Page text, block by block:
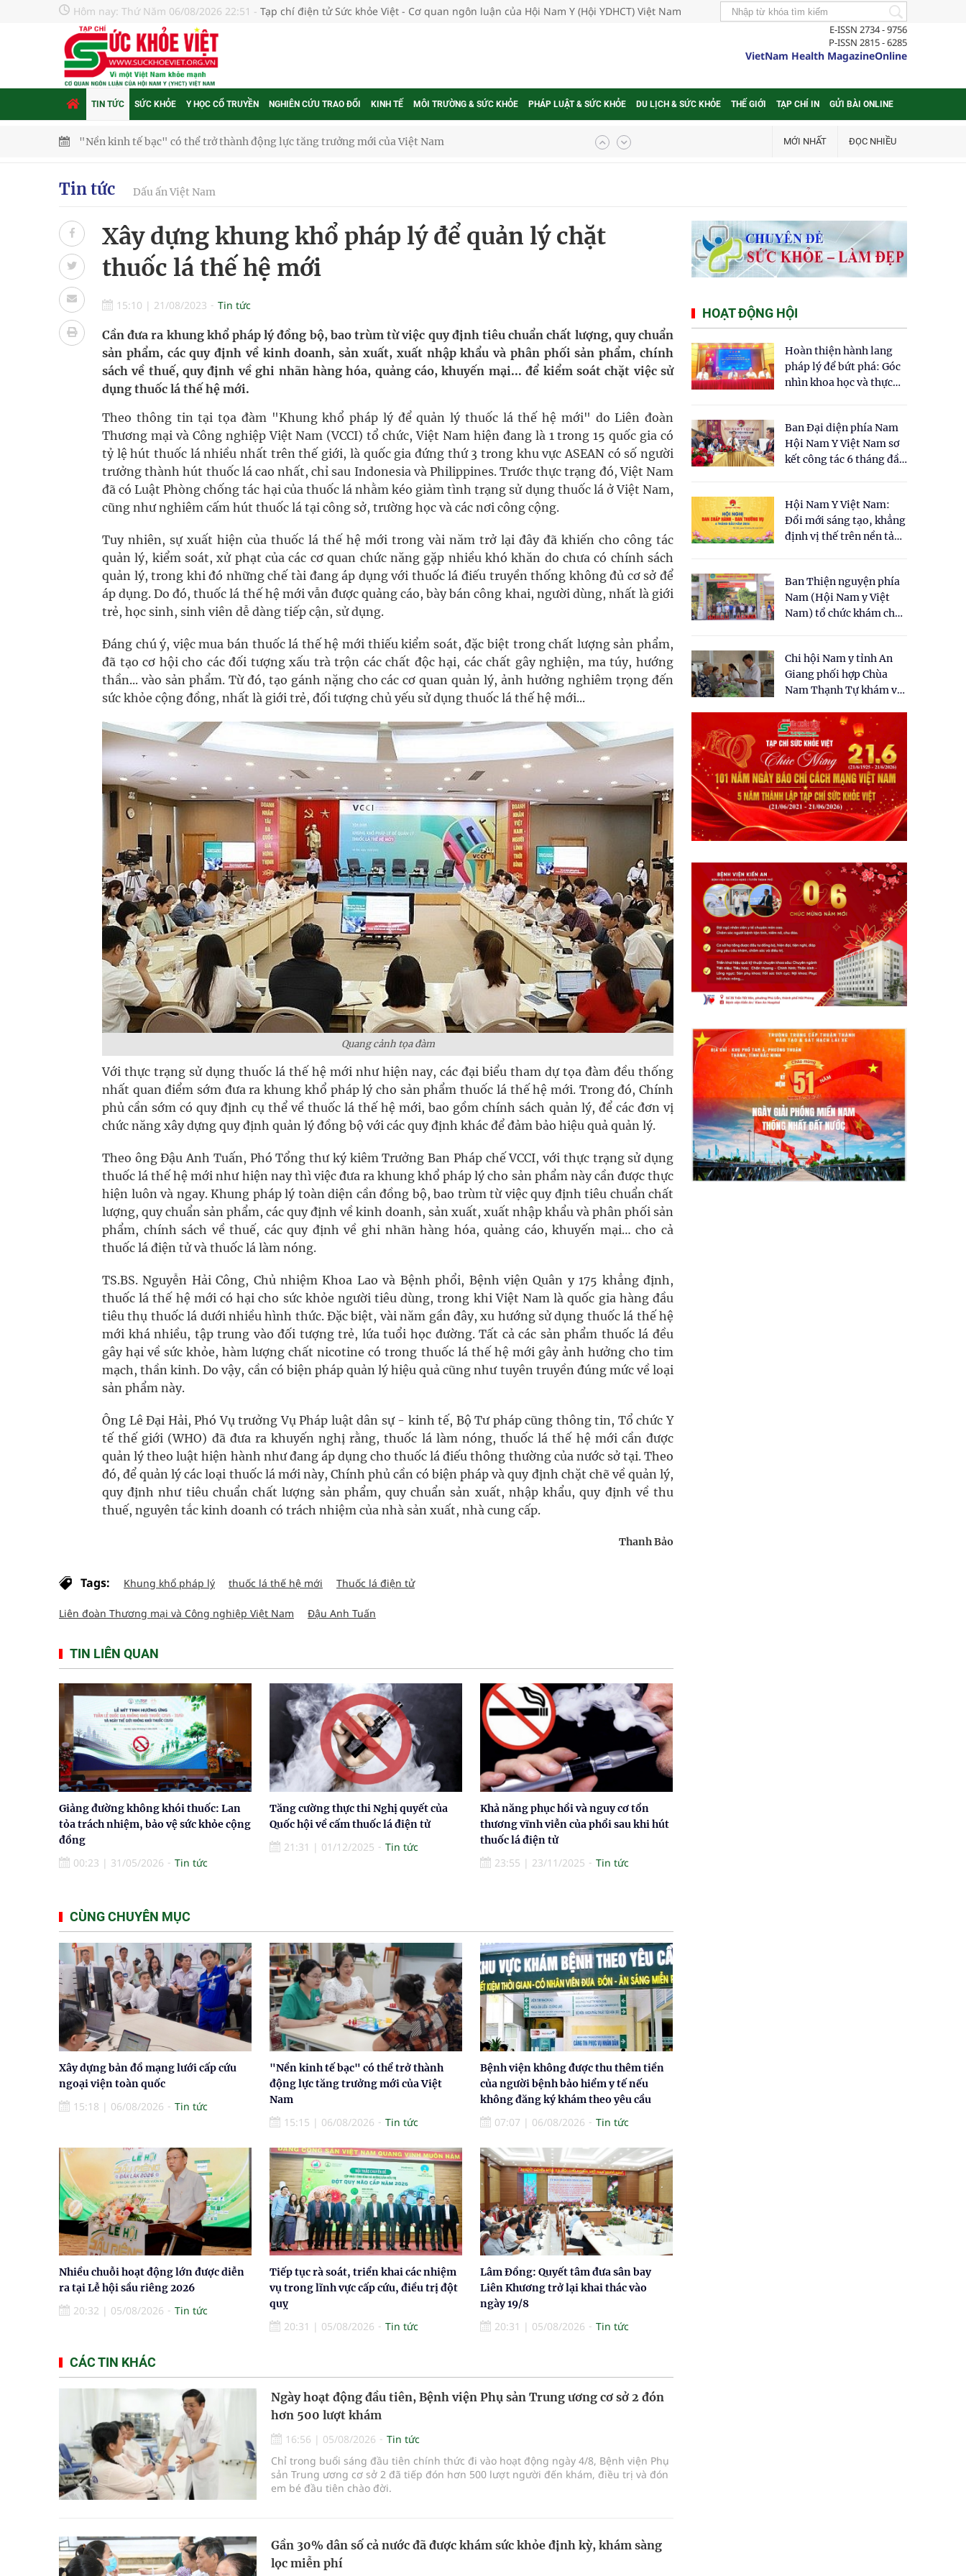
Hôm nay: Thứ Năm 06/08/2026 22:51 - Tạp chí điện tử Sức khỏe Việt - Cơ quan ngôn luận của Hội Nam Y (Hội YDHCT) Việt Nam
E-ISSN 2734 - 9756
P-ISSN 2815 - 6285
VietNam Health MagazineOnline
TIN TỨC SỨC KHỎE Y HỌC CỔ TRUYỀN NGHIÊN CỨU TRAO ĐỔI KINH TẾ MÔI TRƯỜNG & SỨC KHỎE PHÁP LUẬT & SỨC KHỎE DU LỊCH & SỨC KHỎE THẾ GIỚI TẠP CHÍ IN GỬI BÀI ONLINE
bảo vệ sức khỏe Nhân dân
Không chỉ cắt tóc, Đông Tây Barbershop dành nguồn lực cho môi trường và cộng đồng
Bệnh viện không được thu thêm tiền của người bệnh bảo hiểm y tế nếu không đăng ký khám theo yêu
Nhiều chuỗi hoạt động lớn được diễn ra tại Lễ hội sầu riêng 2026
Tiếp tục rà soát, triển khai các nhiệm vụ trong lĩnh vực cấp cứu, điều trị đột quỵ
Lâm Đồng: Quyết tâm đưa sân bay Liên Khương trở lại khai thác vào ngày 19/8
Tác Dụng Chống Kết Tập Tiểu Cầu Và Chống Đông Máu Của Các Loài Nhân Sâm (Panax Spp.): Tổng
Quan Bằng Chứng Dược Lý Và Cơ Chế Phân Tử
Xây dựng bản đồ mạng lưới cấp cứu ngoại viện toàn quốc
MỚI NHẤT ĐỌC NHIỀU
Tin tức Dấu ấn Việt Nam
Xây dựng khung khổ pháp lý để quản lý chặt
thuốc lá thế hệ mới
15:10 | 21/08/2023 Tin tức
Cần đưa ra khung khổ pháp lý đồng bộ, bao trùm từ việc quy định tiêu chuẩn chất lượng, quy chuẩn
sản phẩm, các quy định về kinh doanh, sản xuất, xuất nhập khẩu và phân phối sản phẩm, chính
sách về thuế, quy định về ghi nhãn hàng hóa, quảng cáo, khuyến mại... để kiểm soát chặt việc sử
dụng thuốc lá thế hệ mới.
Theo thông tin tại tọa đàm "Khung khổ pháp lý để quản lý thuốc lá thế hệ mới" do Liên đoàn
Thương mại và Công nghiệp Việt Nam (VCCI) tổ chức, Việt Nam hiện đang là 1 trong 15 quốc gia có
tỷ lệ hút thuốc lá nhiều nhất trên thế giới, là quốc gia đứng thứ 3 trong khu vực ASEAN có số người
trưởng thành hút thuốc lá cao nhất, chỉ sau Indonesia và Philippines. Trước thực trạng đó, Việt Nam
đã có Luật Phòng chống tác hại của thuốc lá nhằm kéo giảm tình trạng sử dụng thuốc lá ở Việt Nam,
cũng như nghiêm cấm hút thuốc lá tại công sở, trường học và các nơi công cộng.
Tuy nhiên, sự xuất hiện của thuốc lá thế hệ mới trong vài năm trở lại đây đã khiến cho công tác
quản lý, kiểm soát, xử phạt của các cơ quan chức năng gặp nhiều khó khăn do chưa có chính sách
quản lý, trong khi đó những chế tài đang áp dụng với thuốc lá điếu truyền thống không đủ cơ sở để
áp dụng. Do đó, thuốc lá thế hệ mới vẫn được quảng cáo, bày bán công khai, người dùng, nhất là giới
trẻ, học sinh, sinh viên dễ dàng tiếp cận, sử dụng.
Đáng chú ý, việc mua bán thuốc lá thế hệ mới thiếu kiểm soát, đặc biệt trong chất lượng sản phẩm,
đã tạo cơ hội cho các đối tượng xấu trà trộn các chất độc hại, các chất gây nghiện, ma túy, hướng
thần... vào sản phẩm. Từ đó, tạo gánh nặng cho các cơ quan quản lý, ảnh hưởng nghiêm trọng đến
sức khỏe cộng đồng, nhất là giới trẻ, đối tượng chủ yếu sử dụng thuốc lá thế hệ mới...
Quang cảnh tọa đàm
Với thực trạng sử dụng thuốc lá thế hệ mới như hiện nay, các đại biểu tham dự tọa đàm đều thống
nhất quan điểm sớm đưa ra khung khổ pháp lý cho sản phẩm thuốc lá thế hệ mới. Trong đó, Chính
phủ cần sớm có quy định cụ thể về thuốc lá thế hệ mới, bao gồm chính sách quản lý, để các đơn vị
chức năng xây dựng quy định quản lý đồng bộ với các quy định khác để đảm bảo hiệu quả quản lý.
Theo ông Đậu Anh Tuấn, Phó Tổng thư ký kiêm Trưởng Ban Pháp chế VCCI, với thực trạng sử dụng
thuốc lá thế hệ mới như hiện nay thì việc đưa ra khung khổ pháp lý cho sản phẩm này cần được thực
hiện luôn và ngay. Khung pháp lý toàn diện cần đồng bộ, bao trùm từ việc quy định tiêu chuẩn chất
lượng, quy chuẩn sản phẩm, các quy định về kinh doanh, sản xuất, xuất nhập khẩu và phân phối sản
phẩm, chính sách về thuế, các quy định về ghi nhãn hàng hóa, quảng cáo, khuyến mại… cho cả
thuốc lá điện tử và thuốc lá làm nóng.
TS.BS. Nguyễn Hải Công, Chủ nhiệm Khoa Lao và Bệnh phổi, Bệnh viện Quân y 175 khẳng định,
thuốc lá thế hệ mới có hại cho sức khỏe người tiêu dùng, trong khi Việt Nam là quốc gia hàng đầu
tiêu thụ thuốc lá dưới nhiều hình thức. Đặc biệt, vài năm gần đây, xu hướng sử dụng thuốc lá thế hệ
mới khá nhiều, tập trung vào đối tượng trẻ, lứa tuổi học đường. Tất cả các sản phẩm thuốc lá đều
gây hại về sức khỏe, hàm lượng chất nicotine có trong thuốc lá thế hệ mới gây ảnh hưởng cho tim
mạch, thần kinh. Do vậy, cần có biện pháp quản lý hiệu quả cũng như tuyên truyền đúng mức về loại
sản phẩm này.
Ông Lê Đại Hải, Phó Vụ trưởng Vụ Pháp luật dân sự - kinh tế, Bộ Tư pháp cũng thông tin, Tổ chức Y
tế thế giới (WHO) đã đưa ra khuyến nghị rằng, thuốc lá làm nóng, thuốc lá thế hệ mới cần được
quản lý theo luật hiện hành như đang áp dụng cho thuốc lá điếu thông thường của nước sở tại. Theo
đó, để quản lý các loại thuốc lá mới này, Chính phủ cần có biện pháp và quy định chặt chẽ về quản lý,
quy định như tiêu chuẩn chất lượng sản phẩm, quy chuẩn sản xuất, nhập khẩu, quy định về thu
thuế, nguyên tắc kinh doanh có trách nhiệm của nhà sản xuất, nhà cung cấp.
Thanh Bảo
Tags: Khung khổ pháp lý thuốc lá thế hệ mới Thuốc lá điện tử
Liên đoàn Thương mại và Công nghiệp Việt Nam Đậu Anh Tuấn
TIN LIÊN QUAN
Giảng đường không khói thuốc: Lan
tỏa trách nhiệm, bảo vệ sức khỏe cộng
đồng
00:23 | 31/05/2026 Tin tức
Tăng cường thực thi Nghị quyết của
Quốc hội về cấm thuốc lá điện tử
21:31 | 01/12/2025 Tin tức
Khả năng phục hồi và nguy cơ tổn
thương vĩnh viễn của phổi sau khi hút
thuốc lá điện tử
23:55 | 23/11/2025 Tin tức
CÙNG CHUYÊN MỤC
Xây dựng bản đồ mạng lưới cấp cứu
ngoại viện toàn quốc
15:18 | 06/08/2026 Tin tức
"Nền kinh tế bạc" có thể trở thành
động lực tăng trưởng mới của Việt
Nam
15:15 | 06/08/2026 Tin tức
Bệnh viện không được thu thêm tiền
của người bệnh bảo hiểm y tế nếu
không đăng ký khám theo yêu cầu
07:07 | 06/08/2026 Tin tức
Nhiều chuỗi hoạt động lớn được diễn
ra tại Lễ hội sầu riêng 2026
20:32 | 05/08/2026 Tin tức
Tiếp tục rà soát, triển khai các nhiệm
vụ trong lĩnh vực cấp cứu, điều trị đột
quỵ
20:31 | 05/08/2026 Tin tức
Lâm Đồng: Quyết tâm đưa sân bay
Liên Khương trở lại khai thác vào
ngày 19/8
20:31 | 05/08/2026 Tin tức
CÁC TIN KHÁC
Ngày hoạt động đầu tiên, Bệnh viện Phụ sản Trung ương cơ sở 2 đón
hơn 500 lượt khám
16:56 | 05/08/2026
Tin tức
Chỉ trong buổi sáng đầu tiên chính thức đi vào hoạt động ngày 4/8, Bệnh viện Phụ
sản Trung ương cơ sở 2 đã tiếp đón hơn 500 lượt người đến khám, điều trị và đón
em bé đầu tiên chào đời.
Gần 30% dân số cả nước đã được khám sức khỏe định kỳ, khám sàng
lọc miễn phí
HOẠT ĐỘNG HỘI
Hoàn thiện hành lang
pháp lý để bứt phá: Góc
nhìn khoa học và thực
cho Luật Y dược cổ
truyền Việt Nam"
Ban Đại diện phía Nam
Hội Nam Y Việt Nam sơ
kết công tác 6 tháng đầu
Hội Nam Y Việt Nam:
Đổi mới sáng tạo, khẳng
định vị thế trên nền tảng
Ban Thiện nguyện phía
Nam (Hội Nam y Việt
Nam) tổ chức khám chữa
dân tại xã Tân Tập
Chi hội Nam y tỉnh An
Giang phối hợp Chùa
Nam Thạnh Tự khám và
nhân dân